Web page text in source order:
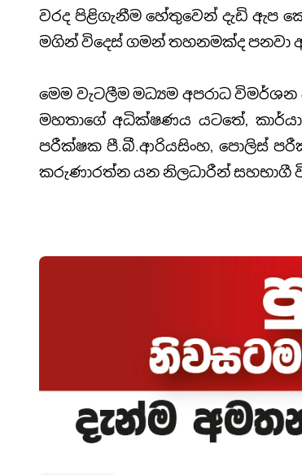
වරද පිළිගැනීම හේතුවෙන් දැඩි ඇප
මගින් විදෙස් ගමන් තහනමක්ද පනවා
මෙම වැටලීම මධ්‍යම අපරාධ
මහතාගේ අධික්ෂණය යටතේ,
පරීක්ෂක පී.බී.ආරියසිංහ, පොලිස්
කරුණාරත්න යන නිලධාරීන් සහභාගී